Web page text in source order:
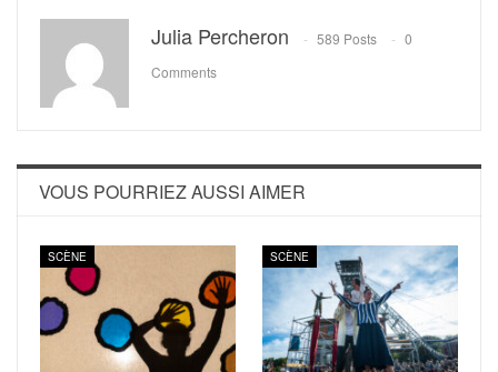
Julia Percheron 589 Posts
0
Comments
VOUS POURRIEZ AUSSI AIMER
SCÈNE SCÈNE